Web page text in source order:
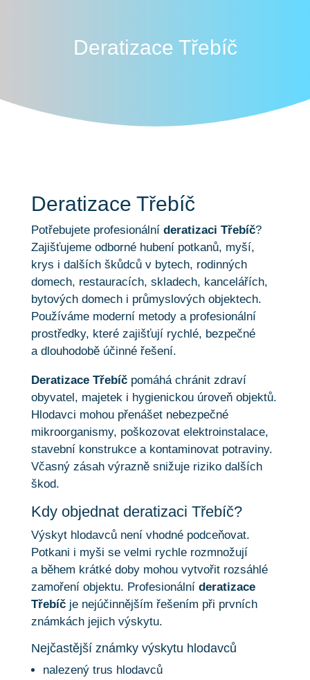
Deratizace Třebíč
Deratizace Třebíč
Potřebujete profesionální deratizaci Třebíč?
Zajišťujeme odborné hubení potkanů, myší,
krys i dalších škůdců v bytech, rodinných
domech, restauracích, skladech, kancelářích,
bytových domech i průmyslových objektech.
Používáme moderní metody a profesionální
prostředky, které zajišťují rychlé, bezpečné
a dlouhodobě účinné řešení.
Deratizace Třebíčpomáhá chránit zdraví
obyvatel, majetek i hygienickou úroveň objektů.
Hlodavci mohou přenášet nebezpečné
mikroorganismy, poškozovat elektroinstalace,
stavební konstrukce a kontaminovat potraviny.
Včasný zásah výrazně snižuje riziko dalších
škod.
Kdy objednat deratizaci Třebíč?
Výskyt hlodavců není vhodné podceňovat.
Potkani i myši se velmi rychle rozmnožují
a během krátké doby mohou vytvořit rozsáhlé
zamoření objektu. Profesionální deratizace
Třebíčje nejúčinnějším řešením při prvních
známkách jejich výskytu.
Nejčastější známky výskytu hlodavců
nalezený trus hlodavců